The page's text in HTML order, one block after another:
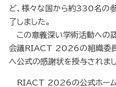
ど、様々な国から約330名の
了しました。
この意義深い学術活動への
会議RIACT 2026の組織委
へ公式の感謝状を授与されまし
RIACT 2026の公式ホーム